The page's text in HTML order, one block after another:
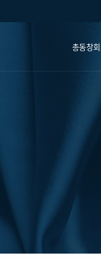
총동창